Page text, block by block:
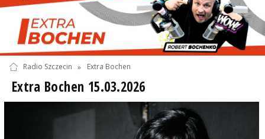
Radio Szczecin » Extra Bochen
Extra Bochen 15.03.2026